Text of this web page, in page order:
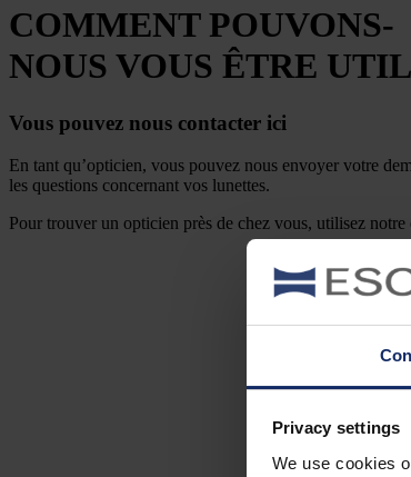
Privacy settings
We use cookies
COMMENT POUVONS-
NOUS VOUS ÊTRE
Vous pouvez nous contacter ici
En tant qu’opticien, vous pouvez nous envoyer votre
les questions concernant vos lunettes.
Pour trouver un opticien près de chez vous, utilisez notre